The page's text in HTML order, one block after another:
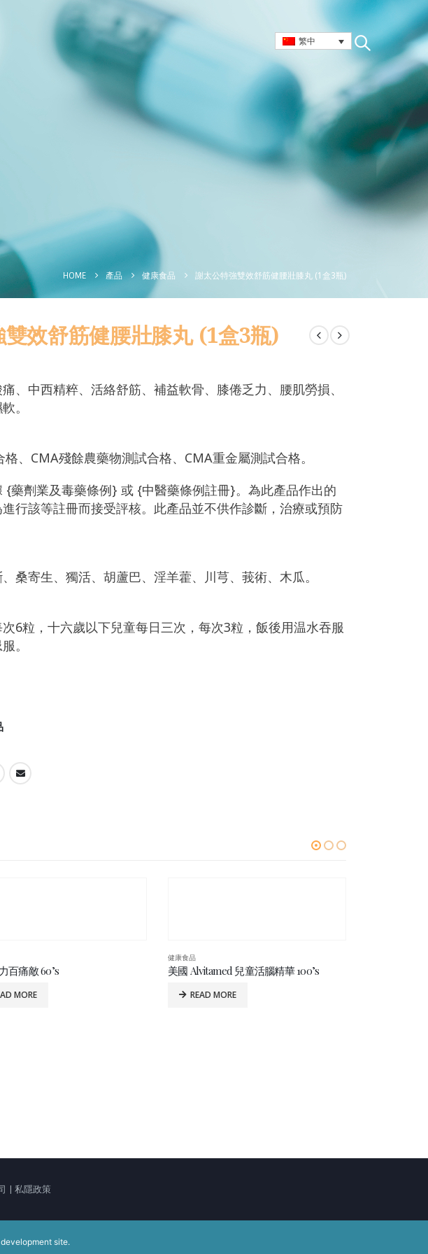
繁中
HOME 產品 健康食品 謝太公特強雙效舒筋健腰壯膝丸 (1盒3瓶)
效舒筋健腰壯膝丸 (1盒3瓶)
、中西精粹、活絡舒筋、補益軟骨、膝倦乏力、腰肌勞損、
。
、CMA殘餘農藥物測試合格、CMA重金屬測試合格。
{藥劑業及毒藥條例} 或 {中醫藥條例註冊}。為此產品作出的
行該等註冊而接受評核。此產品並不供作診斷，治療或預防
桑寄生、獨活、胡蘆巴、淫羊藿、川芎、莪術、木瓜。
6粒，十六歲以下兒童每日三次，每次3粒，飯後用温水吞服
。
兒童活腦精華 100’s
MORE
| 私隱政策
site.